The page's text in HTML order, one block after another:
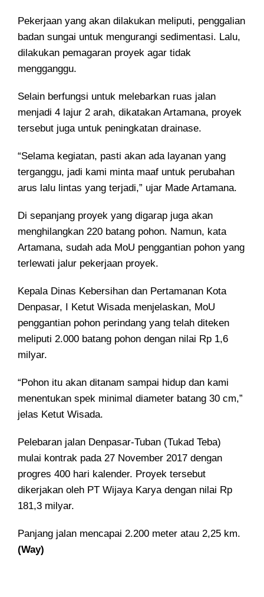
Pekerjaan yang akan dilakukan meliputi, penggalian
badan sungai untuk mengurangi sedimentasi. Lalu,
dilakukan pemagaran proyek agar tidak
mengganggu.
Selain berfungsi untuk melebarkan ruas jalan
menjadi 4 lajur 2 arah, dikatakan Artamana, proyek
tersebut juga untuk peningkatan drainase.
“Selama kegiatan, pasti akan ada layanan yang
terganggu, jadi kami minta maaf untuk perubahan
arus lalu lintas yang terjadi,” ujar Made Artamana.
Di sepanjang proyek yang digarap juga akan
menghilangkan 220 batang pohon. Namun, kata
Artamana, sudah ada MoU penggantian pohon yang
terlewati jalur pekerjaan proyek.
Kepala Dinas Kebersihan dan Pertamanan Kota
Denpasar, I Ketut Wisada menjelaskan, MoU
penggantian pohon perindang yang telah diteken
meliputi 2.000 batang pohon dengan nilai Rp 1,6
milyar.
“Pohon itu akan ditanam sampai hidup dan kami
menentukan spek minimal diameter batang 30 cm,”
jelas Ketut Wisada.
Pelebaran jalan Denpasar-Tuban (Tukad Teba)
mulai kontrak pada 27 November 2017 dengan
progres 400 hari kalender. Proyek tersebut
dikerjakan oleh PT Wijaya Karya dengan nilai Rp
181,3 milyar.
Panjang jalan mencapai 2.200 meter atau 2,25 km.
(Way)